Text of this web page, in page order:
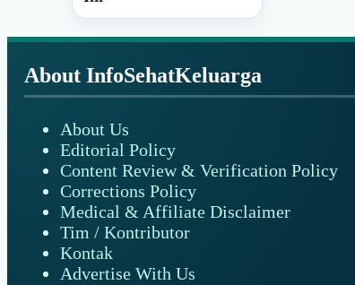
Footer
About InfoSehatKeluarga
About Us
Editorial Policy
Content Review & Verification Policy
Corrections Policy
Medical & Affiliate Disclaimer
Tim / Kontributor
Kontak
Advertise With Us